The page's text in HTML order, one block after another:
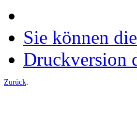
Sie können
Druckversion
Zurück.